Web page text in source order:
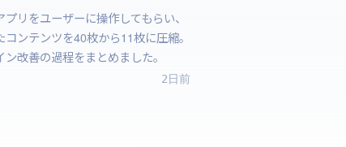
リをユーザーに操作してもらい、
ンテンツを40枚から11枚に圧縮。
改善の過程をまとめました。
2日前